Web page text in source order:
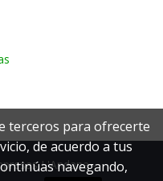
L'Andana -
terceros para ofrecerte
de acuerdo a tus
navegando,